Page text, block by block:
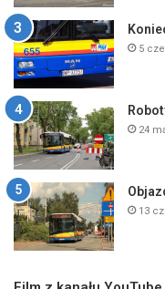
5
24
13